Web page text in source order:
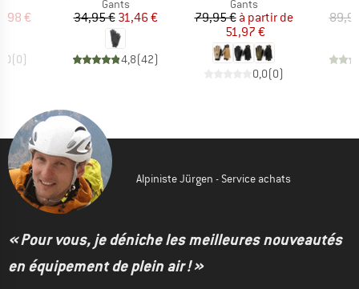
réduit
€
(0)
Product group
Gants
Prix
34,95 €Prix réduit
31,46 €
4,8(42)
Product group
Gants
Prix
79,95 € Prix réduit
à partir de
51,97 €
0,0(0)
Alpiniste Jürgen - Service achats
« Pour vous, je déniche les meilleures nouveautés
en équipement de plein air ! »